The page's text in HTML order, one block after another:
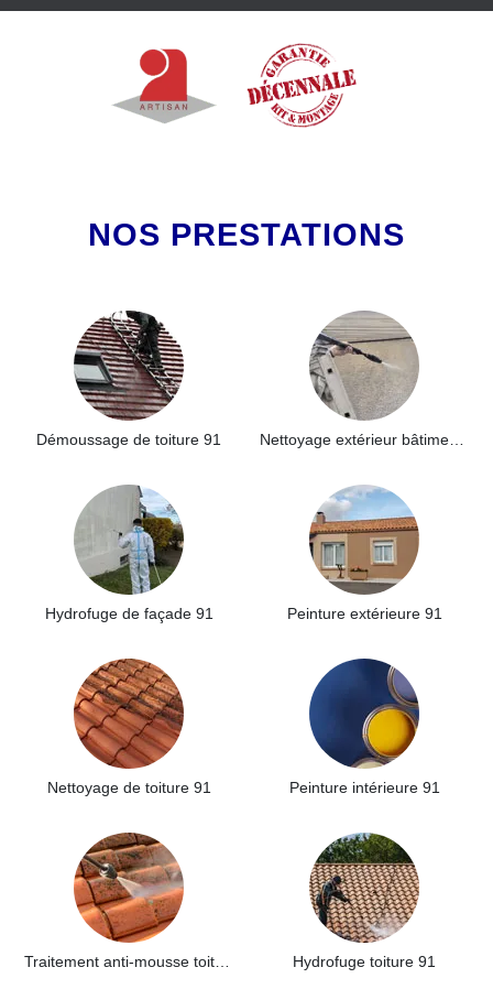
NOS PRESTATIONS
Démoussage de toiture 91
Hydrofuge de façade 91 Peinture extérieure 91
Nettoyage de toiture 91 Peinture intérieure 91
Hydrofuge toiture 91